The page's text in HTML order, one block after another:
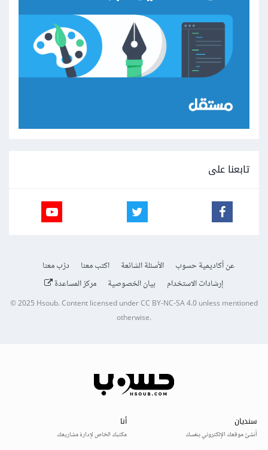
تابعنا على
عن أكاديمية حسوب الأسئلة الشائعة اكتب معنا
درّب معنا
إرشادات الاستخدام
بيان الخصوصية مركز المساعدة
© 2025Hsoub.Content licensed underCC BY-NC-SA 4.0unless mentioned
otherwise.